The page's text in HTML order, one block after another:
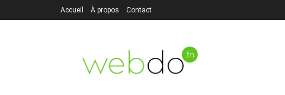
Accueil À propos Contact